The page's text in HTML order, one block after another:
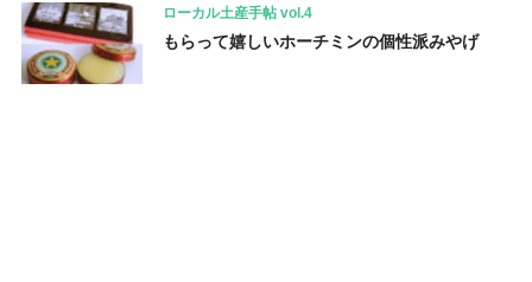
ローカル土産手帖 vol.4
もらって嬉しいホーチミンの個性派みやげ